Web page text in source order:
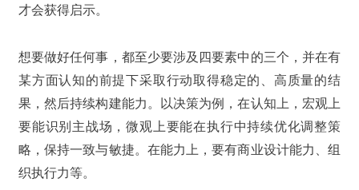
才会获得启示。
想要做好任何事，都至少要涉及四要素中的三个，并在有
某方面认知的前提下采取行动取得稳定的、高质量的结
果，然后持续构建能力。以决策为例，在认知上，宏观上
要能识别主战场，微观上要能在执行中持续优化调整策
略，保持一致与敏捷。在能力上，要有商业设计能力、组
织执行力等。